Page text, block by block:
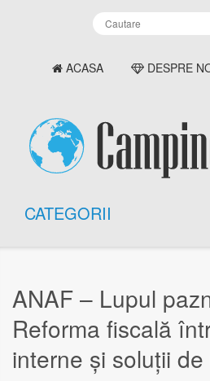
ACASA DESPRE
CATEGORII
ANAF – Lupul
Reforma fiscală
interne și soluții